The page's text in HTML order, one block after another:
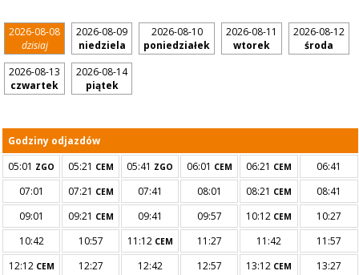
2026-08-08
dzisiaj
2026-08-09
niedziela
2026-08-10
poniedziałek
2026-08-11
wtorek
2026-08-12
środa
2026-08-13
czwartek
2026-08-14
piątek
Godziny odjazdów
05:01 ZGO 05:21 CEM 05:41 ZGO 06:01 CEM 06:21 CEM
06:41
07:01
07:21 CEM 07:41 08:01 08:21 CEM
08:41
09:01
09:21 CEM 09:41 09:57 10:12 CEM
10:27
10:42
10:57 11:12 CEM 11:27 11:42
11:57
12:12 CEM 12:27 12:42 12:57 13:12 CEM
13:27